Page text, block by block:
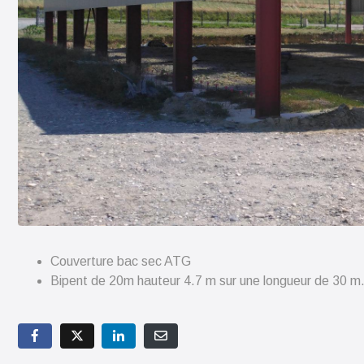
Couverture bac sec ATG
Bipent de 20m hauteur 4.7 m sur une longueur de 30 m.